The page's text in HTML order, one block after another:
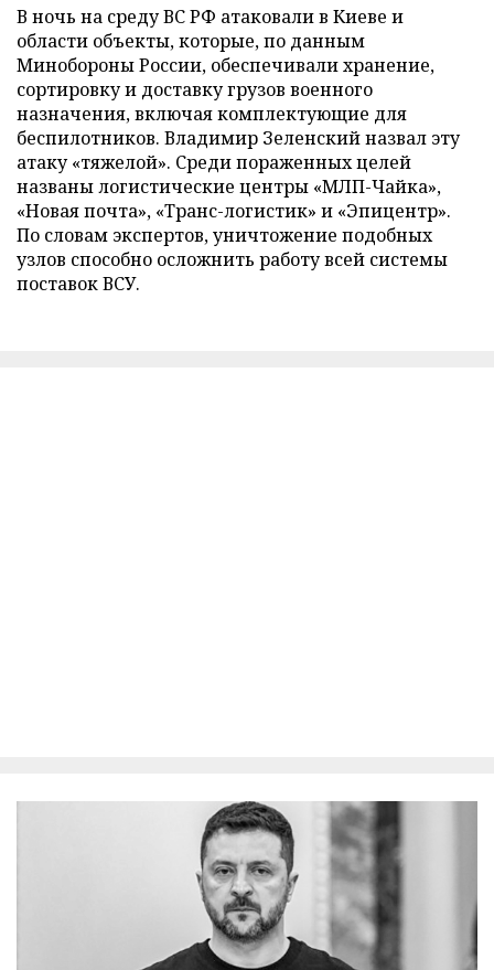
В ночь на среду ВС РФ атаковали в Киеве и
области объекты, которые, по данным
Минобороны России, обеспечивали хранение,
сортировку и доставку грузов военного
назначения, включая комплектующие для
беспилотников. Владимир Зеленский назвал эту
атаку «тяжелой». Среди пораженных целей
названы логистические центры «МЛП-Чайка»,
«Новая почта», «Транс-логистик» и «Эпицентр».
По словам экспертов, уничтожение подобных
узлов способно осложнить работу всей системы
поставок ВСУ.